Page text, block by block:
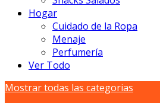
Hogar
Cuidado de la Ropa
Menaje
Perfumería
Ver Todo
Mostrar todas las categorias